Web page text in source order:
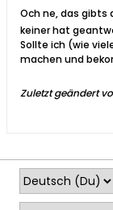
Och ne, das gibts
keiner hat
Sollte ich (wie
machen und
Zuletzt geändert